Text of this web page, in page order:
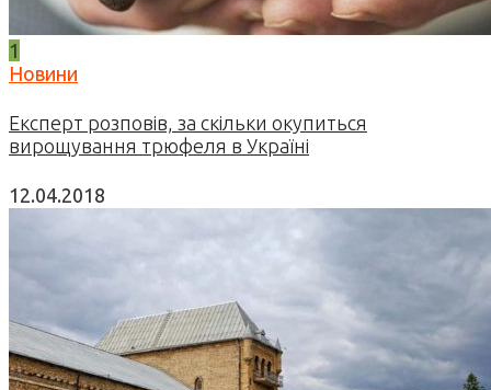
1
Новини
Експерт розповів, за скільки окупиться
вирощування трюфеля в Україні
12.04.2018